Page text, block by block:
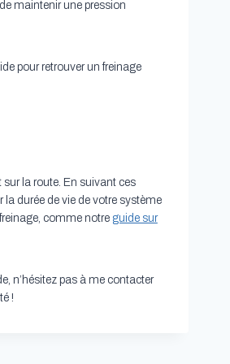
maintenir une pression
pour retrouver un freinage
sur la route. En suivant ces
durée de vie de votre système
comme notre guide sur
n’hésitez pas à me contacter
!